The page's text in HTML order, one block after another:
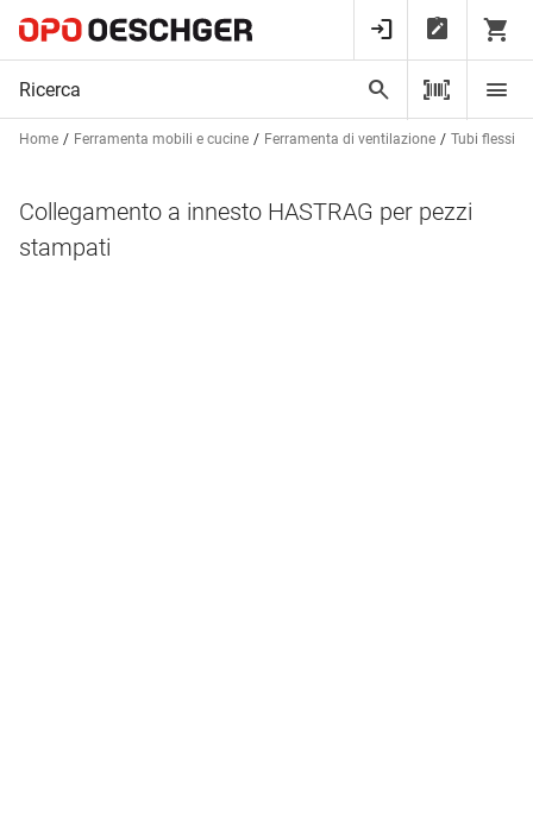
Home Ferramenta mobili e cucine Ferramenta di ventilazione Tubi
Collegamento a innesto HASTRAG per pezzi
stampati